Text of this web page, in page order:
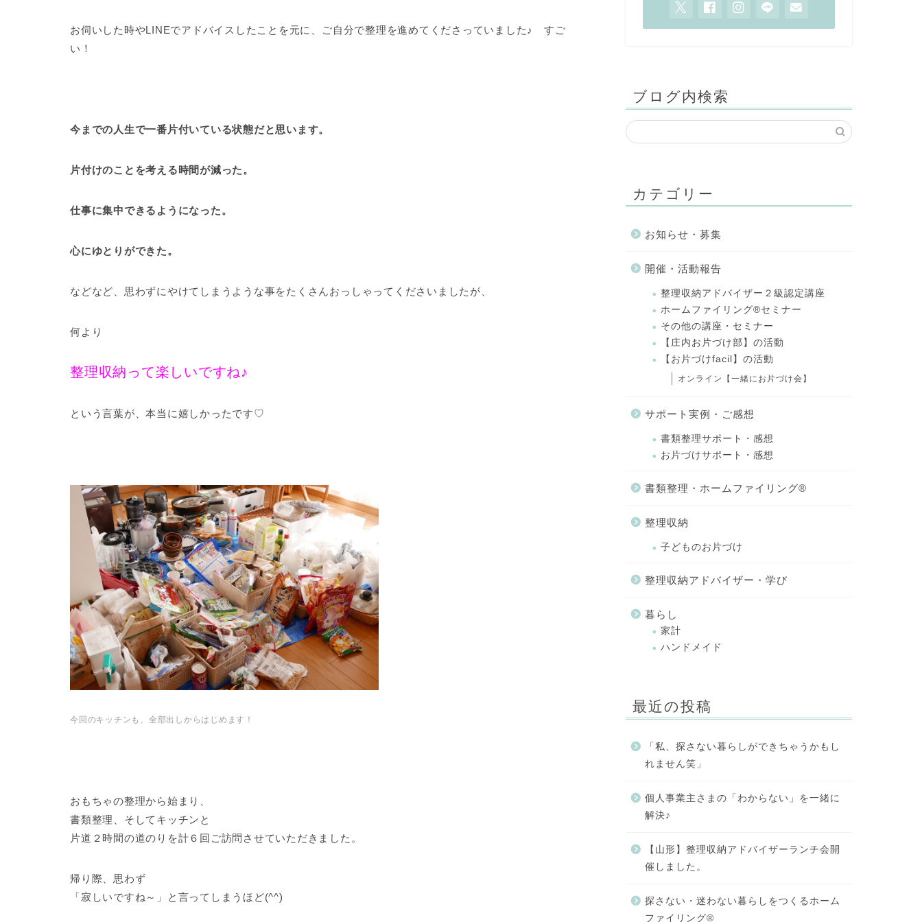
お伺いした時やLINEでアドバイスしたことを元に、ご自分で整理を進めてくださっていました♪ すご
い！
今までの人生で一番片付いている状態だと思います。
片付けのことを考える時間が減った。
仕事に集中できるようになった。
心にゆとりができた。
などなど、思わずにやけてしまうような事をたくさんおっしゃってくださいましたが、
何より
整理収納って楽しいですね♪
という言葉が、本当に嬉しかったです♡
今回のキッチンも、全部出しからはじめます！
おもちゃの整理から始まり、
書類整理、そしてキッチンと
片道２時間の道のりを計６回ご訪問させていただきました。
帰り際、思わず
「寂しいですね～」と言ってしまうほど(^^)
ブログ内検索
カテゴリー
お知らせ・募集
開催・活動報告
整理収納アドバイザー２級認定講座
ホームファイリング®セミナー
その他の講座・セミナー
【庄内お片づけ部】の活動
【お片づけfacil】の活動
オンライン【一緒にお片づけ会】
サポート実例・ご感想
書類整理サポート・感想
お片づけサポート・感想
書類整理・ホームファイリング®
整理収納
子どものお片づけ
整理収納アドバイザー・学び
暮らし
家計
ハンドメイド
最近の投稿
「私、探さない暮らしができちゃうかもし
れません笑」
個人事業主さまの「わからない」を一緒に
解決♪
【山形】整理収納アドバイザーランチ会開
催しました。
探さない・迷わない暮らしをつくるホーム
ファイリング®